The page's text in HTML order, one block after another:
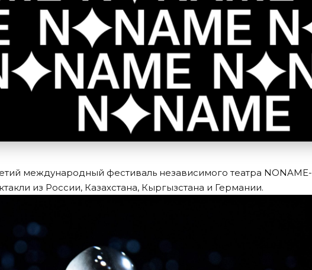
международный фестиваль независимого театра NONAME-
из России, Казахстана, Кыргызстана и Германии.